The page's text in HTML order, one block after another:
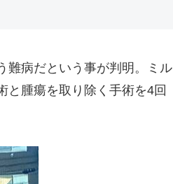
難病だという事が判明。ミル
と腫瘍を取り除く手術を4回